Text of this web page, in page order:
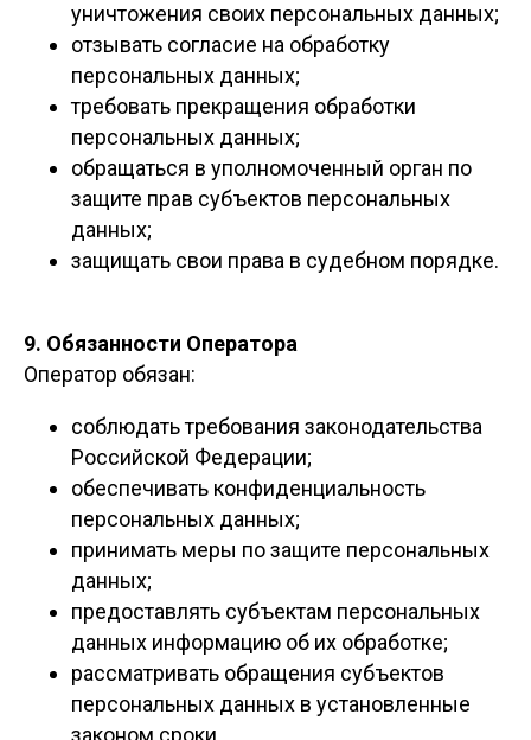
уничтожения своих персональных данных;
отзывать согласие на обработку
персональных данных;
требовать прекращения обработки
персональных данных;
обращаться в уполномоченный орган по
защите прав субъектов персональных
данных;
защищать свои права в судебном порядке.
9. Обязанности Оператора
Оператор обязан:
соблюдать требования законодательства
Российской Федерации;
обеспечивать конфиденциальность
персональных данных;
принимать меры по защите персональных
данных;
предоставлять субъектам персональных
данных информацию об их обработке;
рассматривать обращения субъектов
персональных данных в установленные
законом сроки.